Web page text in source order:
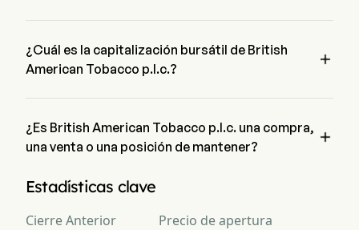
¿Cuál es la capitalización bursátil de British
American Tobacco p.l.c.?

¿Es British American Tobacco p.l.c. una compra,
una venta o una posición de mantener?

calificaciones de análisis para British American Tobacco
venta, y 5 fuerte venta
Estadísticas clave
Cierre Anterior Precio de apertura